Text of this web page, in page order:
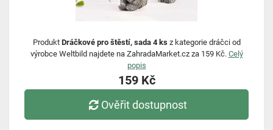
Produkt Dráčkové pro štěstí, sada 4 ksz kategorie dráčci od
výrobce Weltbild najdete na ZahradaMarket.cz za 159 Kč. Celý
popis
159 Kč
Ověřit dostupnost